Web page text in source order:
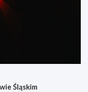
Śląskim